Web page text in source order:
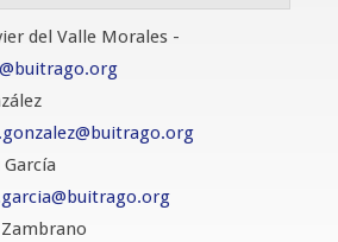
del Valle Morales -
García